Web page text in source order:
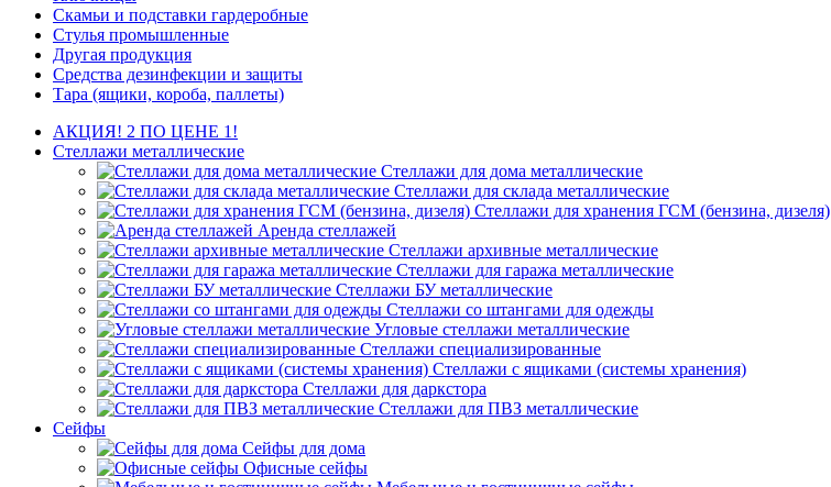
Скамьи и подставки гардеробные
Стулья промышленные
Другая продукция
Средства дезинфекции и защиты
Тара (ящики, короба, паллеты)
АКЦИЯ! 2 ПО ЦЕНЕ 1!
Стеллажи металлические
Стеллажи для дома металлические
Стеллажи для склада металлические
Стеллажи для хранения ГСМ (бензина, дизеля)
Аренда стеллажей
Стеллажи архивные металлические
Стеллажи для гаража металлические
Стеллажи БУ металлические
Стеллажи со штангами для одежды
Угловые стеллажи металлические
Стеллажи специализированные
Стеллажи с ящиками (системы хранения)
Стеллажи для даркстора
Стеллажи для ПВЗ металлические
Сейфы
Сейфы для дома
Офисные сейфы